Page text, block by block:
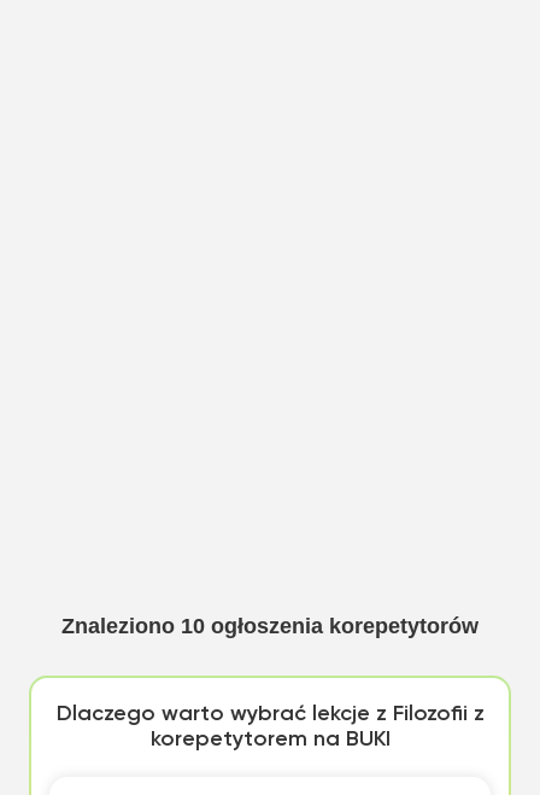
Znaleziono 10 ogłoszenia korepetytorów
Dlaczego warto wybrać lekcje z Filozofii z
korepetytorem na BUKI